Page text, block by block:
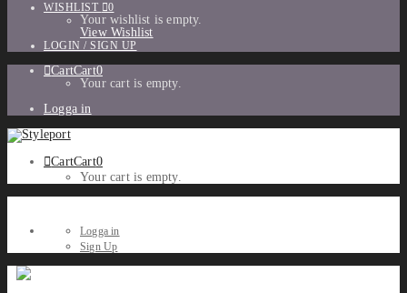
WISHLIST
0
Your wishlist is empty.
View Wishlist
LOGIN / SIGN UP
CartCart0
Your cart is empty.
Logga in
CartCart0
Your cart is empty.
Logga in
Sign Up